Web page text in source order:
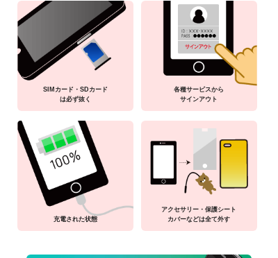
SIMカード・SDカード
は必ず抜く
各種サービスから
サインアウト
充電された状態
アクセサリー・保護シート
カバーなどは全て外す